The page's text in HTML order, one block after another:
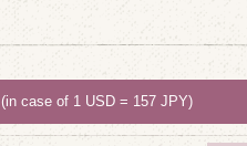
(in case of 1 USD = 157 JPY)